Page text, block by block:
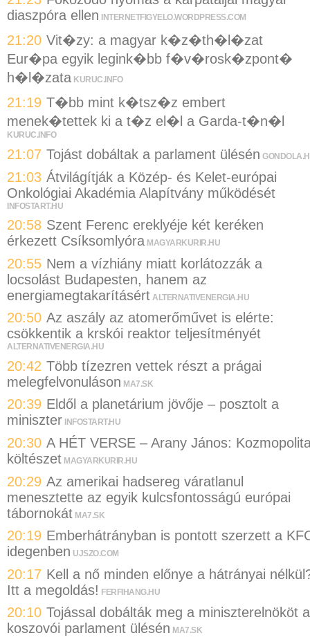
diaszpóra ellen
INTERNETFIGYELO.WORDPRESS.COM
21:20 Vit�zy: a magyar k�z�th�l�zat
Eur�pa egyik legink�bb f�v�rosk�zpont�
h�l�zata KURUC.INFO
21:19 T�bb mint k�tsz�z embert
menek�tettek ki a t�z el�l a Garda-t�n�l
KURUC.INFO
21:07 Tojást dobáltak a parlament ülésén
21:03 Átvilágítják a Közép- és Kelet-európai
Onkológiai Akadémia Alapítvány működését
INFOSTART.HU
20:58 Szent Ferenc ereklyéje két keréken
érkezett Csíksomlyóra MAGYARKURIR.HU
20:55 Nem a vízhiány miatt korlátozzák a
locsolást Budapesten, hanem az
energiamegtakarításért ALTERNATIVENERGIA.HU
20:50 Az aszály az atomerőművet is elérte:
csökkentik a krskói reaktor teljesítményét
ALTERNATIVENERGIA.HU
20:42 Több tízezren vettek részt a prágai
melegfelvonuláson MA7.SK
20:39 Eldől a planetárium jövője – posztolt a
miniszter INFOSTART.HU
20:30 A HÉT VERSE – Arany János:
költészet MAGYARKURIR.HU
20:29 Az amerikai hadsereg váratlanul
menesztette az egyik kulcsfontosságú európai
tábornokát MA7.SK
20:19 Emberhátrányban is pontott szerzett a
idegenben UJSZO.COM
20:17 Kell a nő minden előnye a hátrányai
Itt a megoldás! FERFIHANG.HU
20:10 Tojással dobálták meg a miniszterelnököt a
koszovói parlament ülésén MA7.SK